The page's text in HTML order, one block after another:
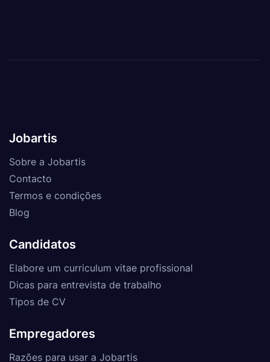
Jobartis
Sobre a Jobartis
Contacto
Termos e condições
Blog
Candidatos
Elabore um curriculum vitae profissional
Dicas para entrevista de trabalho
Tipos de CV
Empregadores
Razões para usar a Jobartis